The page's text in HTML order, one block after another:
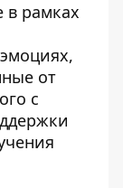
рамках
от
с